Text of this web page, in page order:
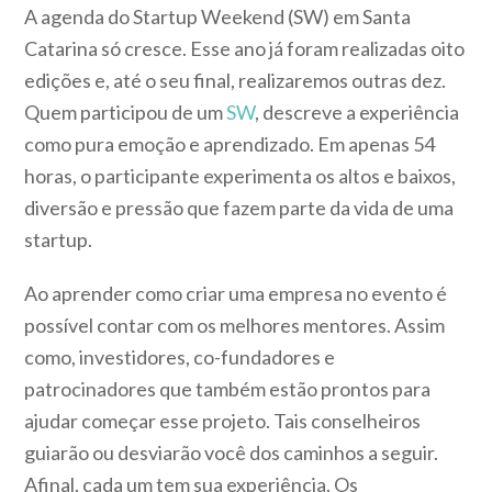
A agenda do Startup Weekend (SW) em Santa
Catarina só cresce. Esse ano já foram realizadas oito
edições e, até o seu final, realizaremos outras dez.
Quem participou de umSW, descreve a experiência
como pura emoção e aprendizado. Em apenas 54
horas, o participante experimenta os altos e baixos,
diversão e pressão que fazem parte da vida de uma
startup.
Ao aprender como criar uma empresa no evento é
possível contar com os melhores mentores. Assim
como, investidores, co-fundadores e
patrocinadores que também estão prontos para
ajudar começar esse projeto. Tais conselheiros
guiarão ou desviarão você dos caminhos a seguir.
Afinal, cada um tem sua experiência. Os